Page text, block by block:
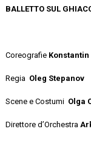
BALLETTO SUL
Coreografie Konstantin
Regia Oleg Stepanov
Scene e Costumi Olga
Direttore d’Orchestra